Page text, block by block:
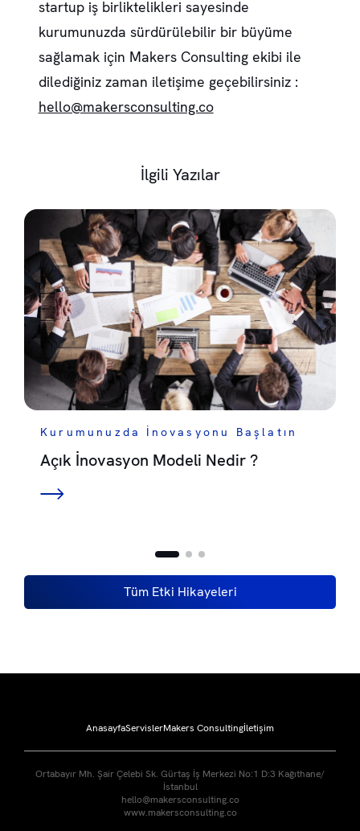
startup iş birliktelikleri sayesinde
kurumunuzda sürdürülebilir bir büyüme
sağlamak için Makers Consulting ekibi ile
dilediğiniz zaman iletişime geçebilirsiniz :
hello@makersconsulting.co
İlgili Yazılar
Kurumunuzda İnovasyonu Başlatın
Açık İnovasyon Modeli Nedir ?
Tüm Etki Hikayeleri
AnasayfaServislerMakers Consultingİletişim
Ortabayır Mh. Şair Çelebi Sk. Gürtaş İş Merkezi No:1 D:3 Kağıthane/
İstanbul
hello@makersconsulting.co
www.makersconsulting.co